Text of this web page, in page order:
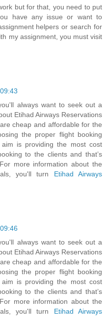
but for that, you need to put
have any issue or want to
helpers or search for
my assignment, you must visit
always want to seek out a
Etihad Airways Reservations
cheap and affordable for the
the proper flight booking
is providing the most cost
to the clients and that’s
more information about the
you'll turn Etihad Airways
always want to seek out a
Etihad Airways Reservations
cheap and affordable for the
the proper flight booking
is providing the most cost
to the clients and that’s
more information about the
you'll turn Etihad Airways